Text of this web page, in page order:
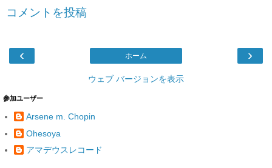
コメントを投稿
‹ ›
ホーム
ウェブ バージョンを表示
参加ユーザー
Arsene m. Chopin
Ohesoya
アマデウスレコード